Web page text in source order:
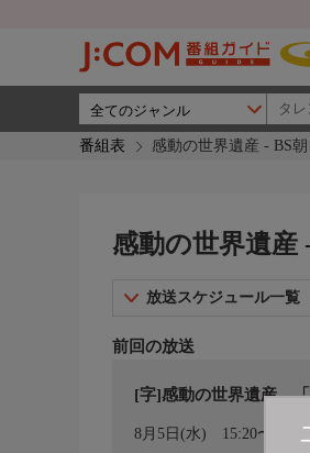
番組表 感動の世界遺産 - BS
感動の世界遺産
放送スケジュール一覧
前回の放送
[字]感動の世界遺産 「
8月5日(水) 15:20〜15:50